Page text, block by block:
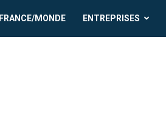
FRANCE/MONDE ENTREPRISES